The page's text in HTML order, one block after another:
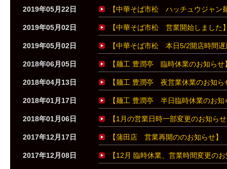
2019年05月22日 【中華そば市松 ハッチュウジャン
2019年05月02日 【中華そば市松 営業開始しました
2019年05月02日 【中華そば市松 本日5/2開店時間
2018年06月05日 【麺工 豊潤亭 臨時休業のお知らせ
2018年04月13日 【麺工 豊潤亭 夜営業休業のお知ら
2018年01月17日 【麺工 豊潤亭 半日臨時休業のお知
2018年01月06日 【1月の営業日時一部変更のお知ら
2017年12月17日 【蒲田店 営業再開ののお知らせ】
2017年12月08日 【12月 臨時休業、営業時間変更の